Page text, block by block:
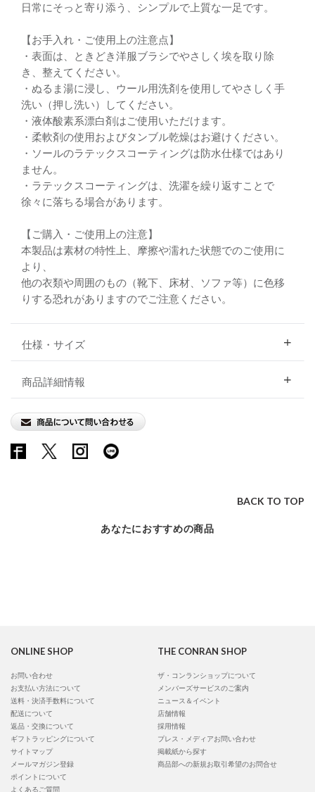
日常にそっと寄り添う、シンプルで上質な一足です。
【お手入れ・ご使用上の注意点】
・表面は、ときどき洋服ブラシでやさしく埃を取り除
き、整えてください。
・ぬるま湯に浸し、ウール用洗剤を使用してやさしく手
洗い（押し洗い）してください。
・液体酸素系漂白剤はご使用いただけます。
・柔軟剤の使用およびタンブル乾燥はお避けください。
・ソールのラテックスコーティングは防水仕様ではあり
ません。
・ラテックスコーティングは、洗濯を繰り返すことで
徐々に落ちる場合があります。
【ご購入・ご使用上の注意】
本製品は素材の特性上、摩擦や濡れた状態でのご使用に
より、
他の衣類や周囲のもの（靴下、床材、ソファ等）に色移
りする恐れがありますのでご注意ください。
仕様・サイズ
商品詳細情報
BACK TO TOP
あなたにおすすめの商品
ONLINE SHOP
お問い合わせ
お支払い方法について
送料・決済手数料について
配送について
返品・交換について
ギフトラッピングについて
サイトマップ
メールマガジン登録
ポイントについて
よくあるご質問
THE CONRAN SHOP
ザ・コンランショップについて
メンバーズサービスのご案内
ニュース＆イベント
店舗情報
採用情報
プレス・メディアお問い合わせ
掲載紙から探す
商品部への新規お取引希望のお問合せ